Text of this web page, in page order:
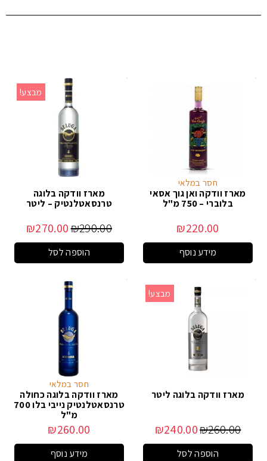
חסר במלאי
מארז וודקה ואן גוך אסאי
בלוברי – 750 מ"ל
₪220.00
מידע נוסף
מבצע!
מארז וודקה בלוגה
טרנסאטלנטיק – ליטר
₪290.00
₪270.00
הוספה לסל
מבצע!
מארז וודקה בלוגה ליטר
₪260.00
₪240.00
הוספה לסל
חסר במלאי
מארז וודקה בלוגה כחולה
טרנסאטלנטיק נייבי בלו 700
מ"ל
₪260.00
מידע נוסף